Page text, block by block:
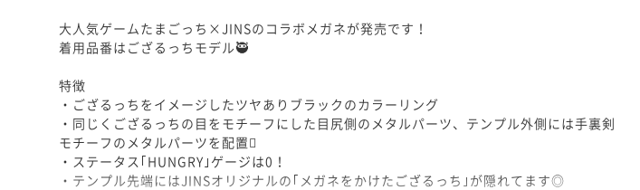
大人気ゲームたまごっち×JINSのコラボメガネが発売です！
着用品番はござるっちモデル🥷
特徴
・ござるっちをイメージしたツヤありブラックのカラーリング
・同じくござるっちの目をモチーフにした目尻側のメタルパーツ、テンプル外側には手裏剣
モチーフのメタルパーツを配置
・ステータス｢HUNGRY｣ゲージは0！
・テンプル先端にはJINSオリジナルの｢メガネをかけたござるっち｣が隠れてます◎